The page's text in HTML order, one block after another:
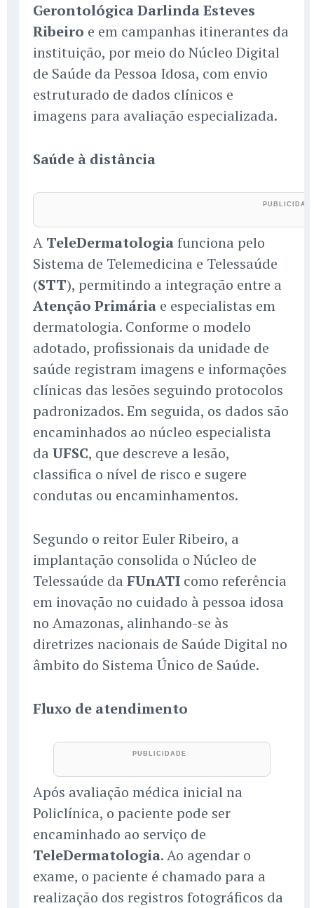
Gerontológica Darlinda Esteves
Ribeiro e em campanhas itinerantes da
instituição, por meio do Núcleo Digital
de Saúde da Pessoa Idosa, com envio
estruturado de dados clínicos e
imagens para avaliação especializada.
Saúde à distância
A TeleDermatologiafunciona pelo
Sistema de Telemedicina e Telessaúde
(STT), permitindo a integração entre a
Atenção Primária e especialistas em
dermatologia. Conforme o modelo
adotado, profissionais da unidade de
saúde registram imagens e informações
clínicas das lesões seguindo protocolos
padronizados. Em seguida, os dados são
encaminhados ao núcleo especialista
da UFSC, que descreve a lesão,
classifica o nível de risco e sugere
condutas ou encaminhamentos.
Segundo o reitor Euler Ribeiro, a
implantação consolida o Núcleo de
Telessaúde da FUnATI como referência
em inovação no cuidado à pessoa idosa
no Amazonas, alinhando-se às
diretrizes nacionais de Saúde Digital no
âmbito do Sistema Único de Saúde.
Fluxo de atendimento
Após avaliação médica inicial na
Policlínica, o paciente pode ser
encaminhado ao serviço de
TeleDermatologia. Ao agendar o
exame, o paciente é chamado para a
realização dos registros fotográficos da